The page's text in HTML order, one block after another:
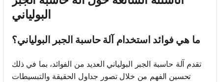
البولياني
ما هي فوائد استخدام آلة حاسبة الجبر البولياني؟
تقدم آلة حاسبة الجبر البولياني العديد من الفوائد، بما في ذلك
تحسين الفهم من خلال تصور جداول الحقيقة والتبسيطات